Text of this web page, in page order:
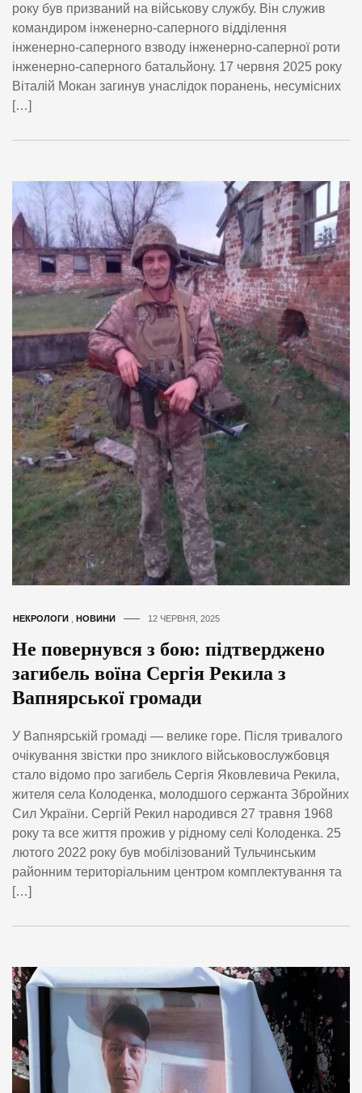
року був призваний на військову службу. Він служив
командиром інженерно-саперного відділення
інженерно-саперного взводу інженерно-саперної роти
інженерно-саперного батальйону. 17 червня 2025 року
Віталій Мокан загинув унаслідок поранень, несумісних
[…]
НЕКРОЛОГИ НОВИНИ 12 ЧЕРВНЯ, 2025
Не повернувся з бою: підтверджено
загибель воїна Сергія Рекила з
Вапнярської громади
У Вапнярській громаді — велике горе. Після тривалого
очікування звістки про зниклого військовослужбовця
стало відомо про загибель Сергія Яковлевича Рекила,
жителя села Колоденка, молодшого сержанта Збройних
Сил України. Сергій Рекил народився 27 травня 1968
року та все життя прожив у рідному селі Колоденка. 25
лютого 2022 року був мобілізований Тульчинським
районним територіальним центром комплектування та
[…]